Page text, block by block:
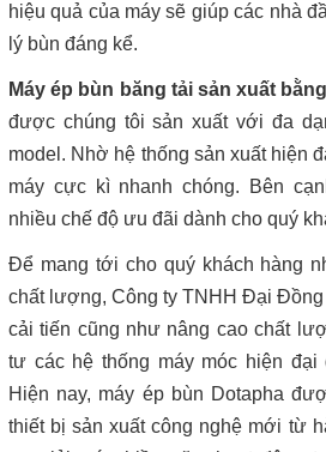
hiệu quả của máy sẽ giúp các nhà
lý bùn đáng kể.
Máy ép bùn băng tải sản xuất
được chúng tôi sản xuất với đa
model. Nhờ hệ thống sản xuất hiện
máy cực kì nhanh chóng. Bên
nhiều chế độ ưu đãi dành cho quý
Để mang tới cho quý khách hàng
chất lượng, Công ty TNHH Đại
cải tiến cũng như nâng cao chất
tư các hệ thống máy móc hiện
Hiện nay, máy ép bùn Dotapha
thiết bị sản xuất công nghệ mới từ